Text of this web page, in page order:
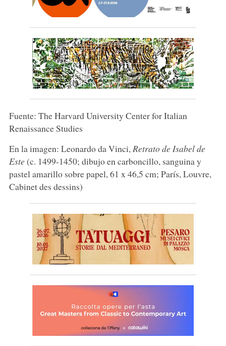
Fuente: The Harvard University Center for Italian
Renaissance Studies
En la imagen: Leonardo da Vinci, Retrato de Isabel de
Este(c. 1499-1450; dibujo en carboncillo, sanguina y
pastel amarillo sobre papel, 61 x 46,5 cm; París, Louvre,
Cabinet des dessins)